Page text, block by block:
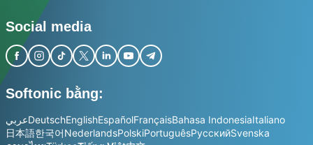
Social media
Softonic bằng:
عربيDeutschEnglishEspañolFrançaisBahasa IndonesiaItaliano
日本語한국어NederlandsPolskiPortuguêsРусскийSvenska